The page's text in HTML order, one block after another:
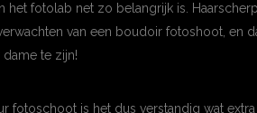
het fotolab net zo belangrijk is.
van een boudoir fotoshoot, en
te zijn!
fotoschoot is het dus verstandig wat